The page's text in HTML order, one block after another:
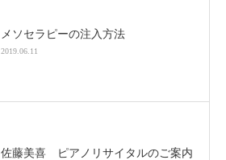
メソセラピーの注入方法
2019.06.11
佐藤美喜 ピアノリサイタルのご案内